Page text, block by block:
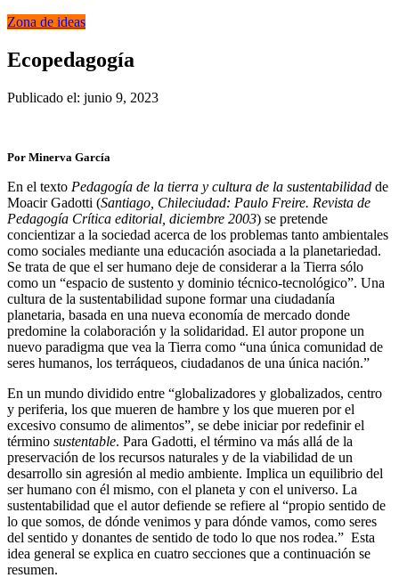
Zona de ideas
Ecopedagogía
Publicado el: junio 9, 2023
Por Minerva García
En el texto Pedagogía de la tierra y cultura de la sustentabilidad de
Moacir Gadotti (Santiago, Chileciudad: Paulo Freire. Revista de
Pedagogía Crítica editorial, diciembre 2003) se pretende
concientizar a la sociedad acerca de los problemas tanto ambientales
como sociales mediante una educación asociada a la planetariedad.
Se trata de que el ser humano deje de considerar a la Tierra sólo
como un “espacio de sustento y dominio técnico-tecnológico”. Una
cultura de la sustentabilidad supone formar una ciudadanía
planetaria, basada en una nueva economía de mercado donde
predomine la colaboración y la solidaridad. El autor propone un
nuevo paradigma que vea la Tierra como “una única comunidad de
seres humanos, los terráqueos, ciudadanos de una única nación.”
En un mundo dividido entre “globalizadores y globalizados, centro
y periferia, los que mueren de hambre y los que mueren por el
excesivo consumo de alimentos”, se debe iniciar por redefinir el
término sustentable. Para Gadotti, el término va más allá de la
preservación de los recursos naturales y de la viabilidad de un
desarrollo sin agresión al medio ambiente. Implica un equilibrio del
ser humano con él mismo, con el planeta y con el universo. La
sustentabilidad que el autor defiende se refiere al “propio sentido de
lo que somos, de dónde venimos y para dónde vamos, como seres
del sentido y donantes de sentido de todo lo que nos rodea.” Esta
idea general se explica en cuatro secciones que a continuación se
resumen.